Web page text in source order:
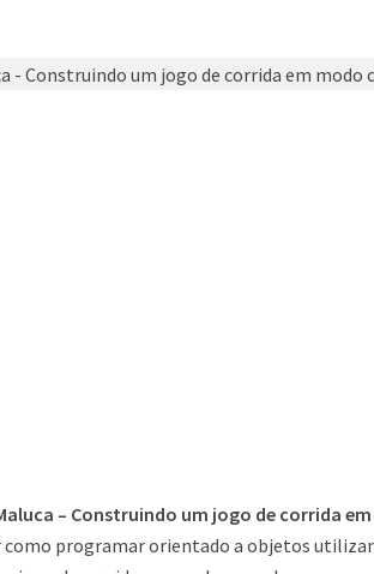
– Construindo um jogo de corrida
programar orientado a objetos